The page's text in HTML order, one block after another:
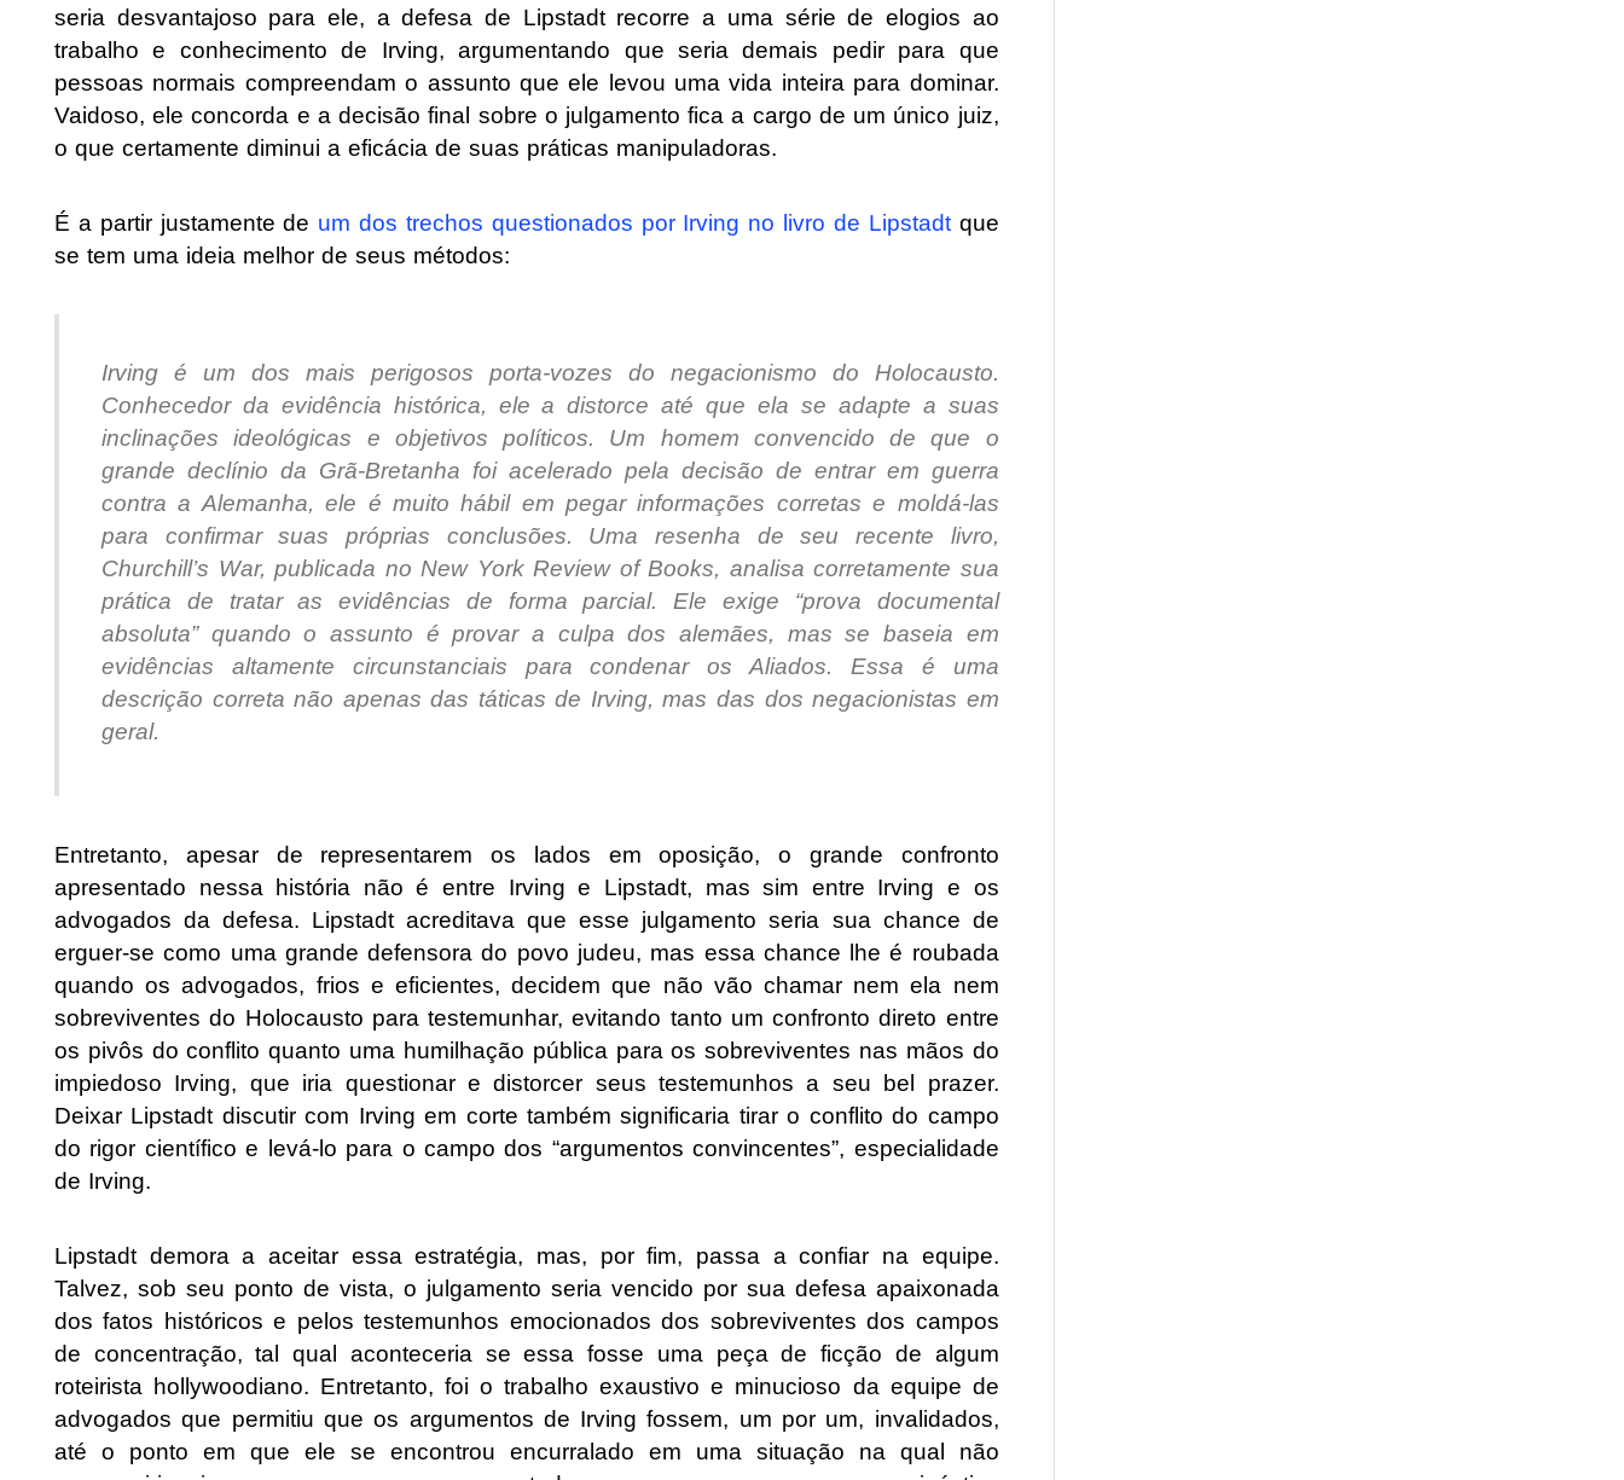
seria desvantajoso para ele, a defesa de Lipstadt recorre a uma série de elogios ao
trabalho e conhecimento de Irving, argumentando que seria demais pedir para que
pessoas normais compreendam o assunto que ele levou uma vida inteira para dominar.
Vaidoso, ele concorda e a decisão final sobre o julgamento fica a cargo de um único juiz,
o que certamente diminui a eficácia de suas práticas manipuladoras.
É a partir justamente de um dos trechos questionados por Irving no livro de Lipstadtque
se tem uma ideia melhor de seus métodos:
Irving é um dos mais perigosos porta-vozes do negacionismo do Holocausto.
Conhecedor da evidência histórica, ele a distorce até que ela se adapte a suas
inclinações ideológicas e objetivos políticos. Um homem convencido de que o
grande declínio da Grã-Bretanha foi acelerado pela decisão de entrar em guerra
contra a Alemanha, ele é muito hábil em pegar informações corretas e moldá-las
para confirmar suas próprias conclusões. Uma resenha de seu recente livro,
Churchill’s War, publicada no New York Review of Books, analisa corretamente sua
prática de tratar as evidências de forma parcial. Ele exige “prova documental
absoluta” quando o assunto é provar a culpa dos alemães, mas se baseia em
evidências altamente circunstanciais para condenar os Aliados. Essa é uma
descrição correta não apenas das táticas de Irving, mas das dos negacionistas em
geral.
Entretanto, apesar de representarem os lados em oposição, o grande confronto
apresentado nessa história não é entre Irving e Lipstadt, mas sim entre Irving e os
advogados da defesa. Lipstadt acreditava que esse julgamento seria sua chance de
erguer-se como uma grande defensora do povo judeu, mas essa chance lhe é roubada
quando os advogados, frios e eficientes, decidem que não vão chamar nem ela nem
sobreviventes do Holocausto para testemunhar, evitando tanto um confronto direto entre
os pivôs do conflito quanto uma humilhação pública para os sobreviventes nas mãos do
impiedoso Irving, que iria questionar e distorcer seus testemunhos a seu bel prazer.
Deixar Lipstadt discutir com Irving em corte também significaria tirar o conflito do campo
do rigor científico e levá-lo para o campo dos “argumentos convincentes”, especialidade
de Irving.
Lipstadt demora a aceitar essa estratégia, mas, por fim, passa a confiar na equipe.
Talvez, sob seu ponto de vista, o julgamento seria vencido por sua defesa apaixonada
dos fatos históricos e pelos testemunhos emocionados dos sobreviventes dos campos
de concentração, tal qual aconteceria se essa fosse uma peça de ficção de algum
roteirista hollywoodiano. Entretanto, foi o trabalho exaustivo e minucioso da equipe de
advogados que permitiu que os argumentos de Irving fossem, um por um, invalidados,
até o ponto em que ele se encontrou encurralado em uma situação na qual não